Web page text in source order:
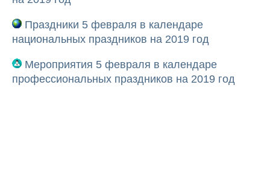
Праздники 5 февраля в календаре
национальных праздников на 2019 год
Мероприятия 5 февраля в календаре
профессиональных праздников на 2019 год